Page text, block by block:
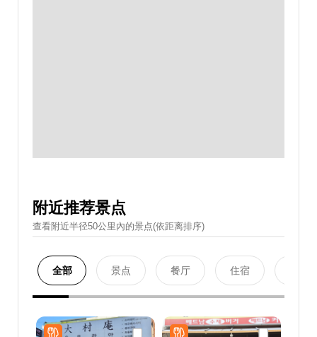
附近推荐景点
查看附近半径50公里內的景点(依距离排序)
全部 景点 餐厅 住宿